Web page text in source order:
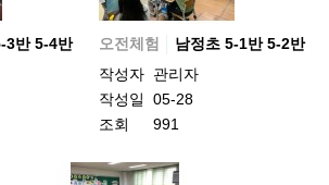
3반 5-4반
오전체험
남정초 5-1반 5-2반
작성자 관리자
작성일
05-28
조회
991